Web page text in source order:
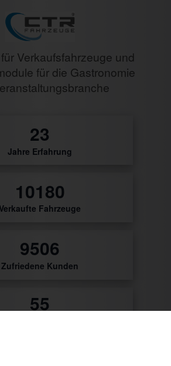
Verkaufsfahrzeuge und
für die Gastronomie
28
Jahre Erfahrung
0
Verkaufte Fahrzeuge
0
Zufriedene Kunden
0